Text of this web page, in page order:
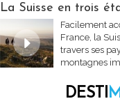
La Suisse en trois
Facilement
France, la
travers ses
montagnes
DESTI